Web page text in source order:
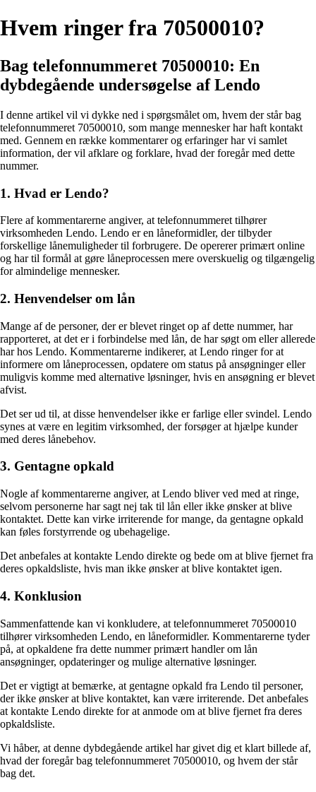
Hvem ringer fra 70500010?
Bag telefonnummeret 70500010: En
dybdegående undersøgelse af Lendo
I denne artikel vil vi dykke ned i spørgsmålet om, hvem der står bag
telefonnummeret 70500010, som mange mennesker har haft kontakt
med. Gennem en række kommentarer og erfaringer har vi samlet
information, der vil afklare og forklare, hvad der foregår med dette
nummer.
1. Hvad er Lendo?
Flere af kommentarerne angiver, at telefonnummeret tilhører
virksomheden Lendo. Lendo er en låneformidler, der tilbyder
forskellige lånemuligheder til forbrugere. De opererer primært online
og har til formål at gøre låneprocessen mere overskuelig og tilgængelig
for almindelige mennesker.
2. Henvendelser om lån
Mange af de personer, der er blevet ringet op af dette nummer, har
rapporteret, at det er i forbindelse med lån, de har søgt om eller allerede
har hos Lendo. Kommentarerne indikerer, at Lendo ringer for at
informere om låneprocessen, opdatere om status på ansøgninger eller
muligvis komme med alternative løsninger, hvis en ansøgning er blevet
afvist.
Det ser ud til, at disse henvendelser ikke er farlige eller svindel. Lendo
synes at være en legitim virksomhed, der forsøger at hjælpe kunder
med deres lånebehov.
3. Gentagne opkald
Nogle af kommentarerne angiver, at Lendo bliver ved med at ringe,
selvom personerne har sagt nej tak til lån eller ikke ønsker at blive
kontaktet. Dette kan virke irriterende for mange, da gentagne opkald
kan føles forstyrrende og ubehagelige.
Det anbefales at kontakte Lendo direkte og bede om at blive fjernet fra
deres opkaldsliste, hvis man ikke ønsker at blive kontaktet igen.
4. Konklusion
Sammenfattende kan vi konkludere, at telefonnummeret 70500010
tilhører virksomheden Lendo, en låneformidler. Kommentarerne tyder
på, at opkaldene fra dette nummer primært handler om lån
ansøgninger, opdateringer og mulige alternative løsninger.
Det er vigtigt at bemærke, at gentagne opkald fra Lendo til personer,
der ikke ønsker at blive kontaktet, kan være irriterende. Det anbefales
at kontakte Lendo direkte for at anmode om at blive fjernet fra deres
opkaldsliste.
Vi håber, at denne dybdegående artikel har givet dig et klart billede af,
hvad der foregår bag telefonnummeret 70500010, og hvem der står
bag det.